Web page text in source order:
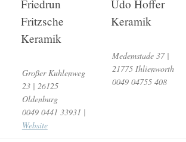
Friedrun
Fritzsche
Keramik
Großer Kuhlenweg
23 | 26125
Oldenburg
0049 0441 33931 |
Website
Udo Hoffer
Keramik
Medemstade 37 |
21775 Ihlienworth
0049 04755 408